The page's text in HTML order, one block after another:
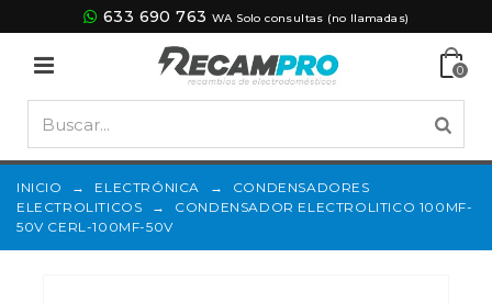
633 690 763 WA Solo consultas (no llamadas)
0
INICIO → ELECTRÓNICA →
CONDENSADORES
ELECTROLITICOS
→
CONDENSADOR ELECTROLITICO 100MF-
50V CERL-100MF-50V